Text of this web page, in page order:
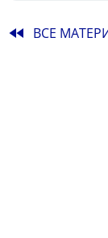
fast_rewind ВСЕ